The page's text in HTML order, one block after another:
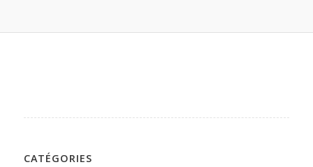
CATÉGORIES